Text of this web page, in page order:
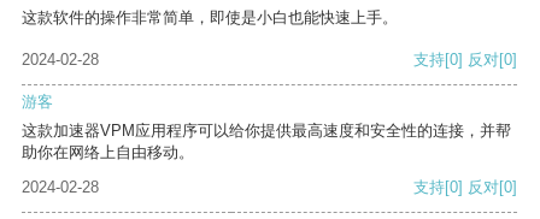
这款软件的操作非常简单，即使是小白也能快速上手。
2024-02-28 支持[0] 反对[0]
游客
这款加速器VPM应用程序可以给你提供最高速度和安全性的连接，并帮
助你在网络上自由移动。
2024-02-28
支持[0] 反对[0]